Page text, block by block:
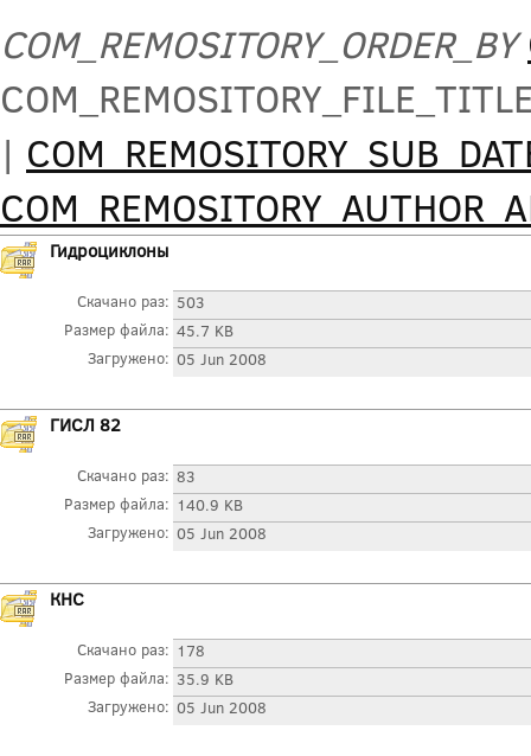
COM_REMOSITORY_ORDER_BY
|
Гидроциклоны
Скачано раз: 503
Размер файла: 45.7 KB
Загружено: 05 Jun 2008
ГИСЛ 82
Скачано раз: 83
Размер файла: 140.9 KB
Загружено: 05 Jun 2008
КНС
Скачано раз: 178
Размер файла: 35.9 KB
Загружено: 05 Jun 2008